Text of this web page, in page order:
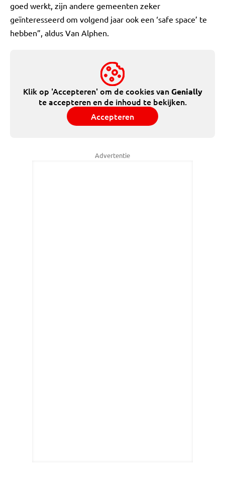
goed werkt, zijn andere gemeenten zeker
geïnteresseerd om volgend jaar ook een ‘safe space’ te
hebben”, aldus Van Alphen.
Klik op 'Accepteren' om de cookies vanGenially
te accepteren en de inhoud te bekijken.
Accepteren
Advertentie